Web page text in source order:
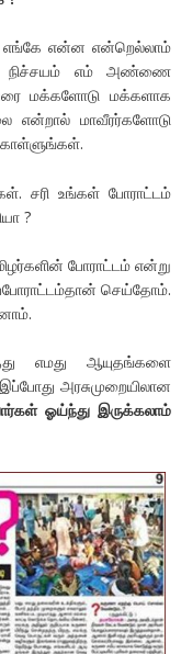
எங்கே என்ன என்றெல்லாம்
நிச்சயம் எம் அண்ணை
மக்களோடு மக்களாக
என்றால் மாவீரர்களோடு
சரி உங்கள் போராட்டம்
?
போராட்டம் என்று
செய்தோம்.
எமது ஆயுதங்களை
அரசுமுறையிலான
ஓய்ந்து இருக்கலாம்